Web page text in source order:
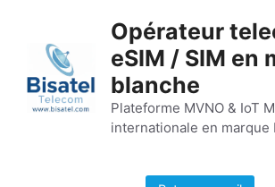
contenu
Opérateur
eSIM / SIM en
blanche
Plateforme MVNO & IoT
internationale en marque